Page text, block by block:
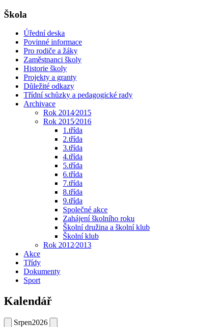
Škola
Úřední deska
Povinné informace
Pro rodiče a žáky
Zaměstnanci školy
Historie školy
Projekty a granty
Důležité odkazy
Třídní schůzky a pedagogické rady
Archivace
Rok 2014⁄2015
Rok 2015⁄2016
1.třída
2.třída
3.třída
4.třída
5.třída
6.třída
7.třída
8.třída
9.třída
Společné akce
Zahájení školního roku
Školní družina a školní klub
Školní klub
Rok 2012⁄2013
Akce
Třídy
Dokumenty
Sport
Kalendář
Srpen2026